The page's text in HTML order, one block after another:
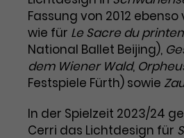
Zweck
Enthält die
Optin-
Informationen
eine
um Besuche zu
Anbieter Google Analytics
Laufzeit 3 Monate
Zweck
Wird von Google
die Effizienz von
messen und
speichern. Dieses
Google-
Website gelangt
Fassung von 2012
wie für Le Sacre du
National Ballet Beijing),
dem Wiener Wald,
Festspiele Fürth) sowie
In der Spielzeit 2023/24
Cerri das Lichtdesign für